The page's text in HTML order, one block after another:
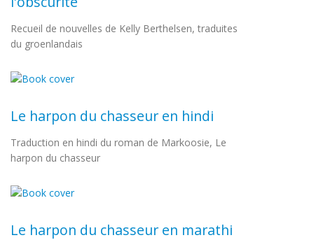
Recueil de nouvelles de Kelly Berthelsen, traduites
du groenlandais
Le harpon du chasseur en hindi
Traduction en hindi du roman de Markoosie, Le
harpon du chasseur
Le harpon du chasseur en marathi